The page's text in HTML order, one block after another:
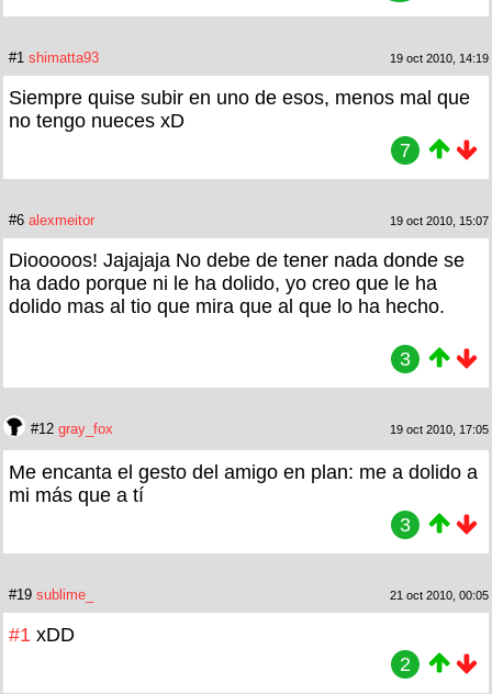
#1 shimatta93 19 oct 2010, 14:19
Siempre quise subir en uno de esos, menos mal que
no tengo nueces xD
7
#6 alexmeitor 19 oct 2010, 15:07
Diooooos! Jajajaja No debe de tener nada donde se
ha dado porque ni le ha dolido, yo creo que le ha
dolido mas al tio que mira que al que lo ha hecho.
3
#12 gray_fox 19 oct 2010, 17:05
Me encanta el gesto del amigo en plan: me a dolido a
mi más que a tí
3
#19 sublime_ 21 oct 2010, 00:05
#1 xDD
2